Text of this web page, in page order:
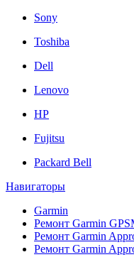
Sony
Toshiba
Dell
Lenovo
HP
Fujitsu
Packard Bell
Навигаторы
Garmin
Ремонт Garmin
Ремонт Garmin
Ремонт Garmin